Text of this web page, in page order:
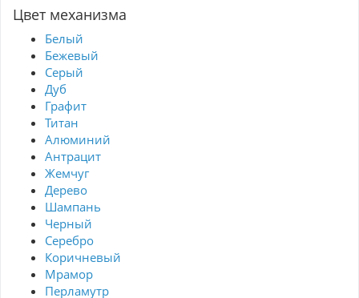
Цвет механизма
Белый
Бежевый
Серый
Дуб
Графит
Титан
Алюминий
Антрацит
Жемчуг
Дерево
Шампань
Черный
Серебро
Коричневый
Мрамор
Перламутр